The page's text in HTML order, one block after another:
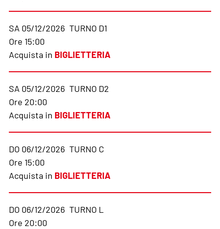
SA 05/12/2026 TURNO D1
Ore 15:00
Acquista in BIGLIETTERIA
SA 05/12/2026 TURNO D2
Ore 20:00
Acquista in BIGLIETTERIA
DO 06/12/2026 TURNO C
Ore 15:00
Acquista in BIGLIETTERIA
DO 06/12/2026 TURNO L
Ore 20:00